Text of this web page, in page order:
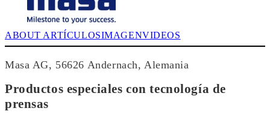
CPI-TV
BUYERS' GUIDE
JOB BRIDGE
PUBLICIDAD
ABOUT ARTÍCULOSIMAGENVIDEOS
Masa AG, 56626 Andernach, Alemania
Productos especiales con tecnología de
prensas